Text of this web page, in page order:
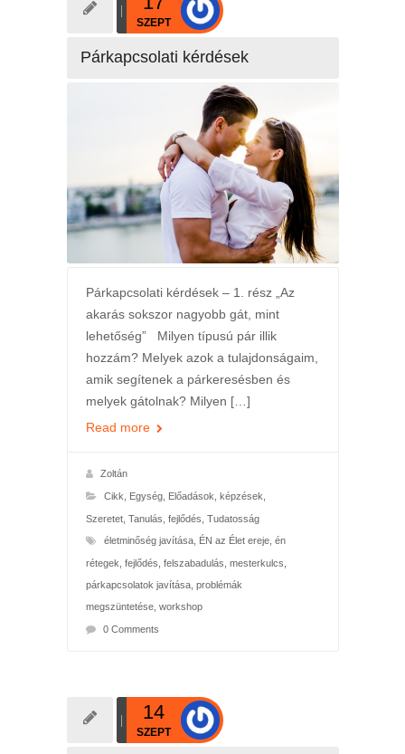
SZEPT
Párkapcsolati kérdések
Párkapcsolati kérdések – 1. rész „Az
akarás sokszor nagyobb gát, mint
lehetőség” Milyen típusú pár illik
hozzám? Melyek azok a tulajdonságaim,
amik segítenek a párkeresésben és
melyek gátolnak? Milyen […]
Read more
Zoltán
Cikk Egység, Előadások, képzések
Szeretet, Tanulás, fejlődés Tudatosság
életminőség javítása, ÉN az Élet ereje, én
rétegek fejlődés felszabadulás mesterkulcs
párkapcsolatok javítása, problémák
megszüntetése, workshop
0 Comments
14
SZEPT